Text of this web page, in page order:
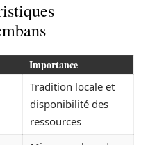
Importance
Tradition locale et
disponibilité des
ressources